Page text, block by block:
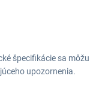
špecifikácie sa môžu
upozornenia.